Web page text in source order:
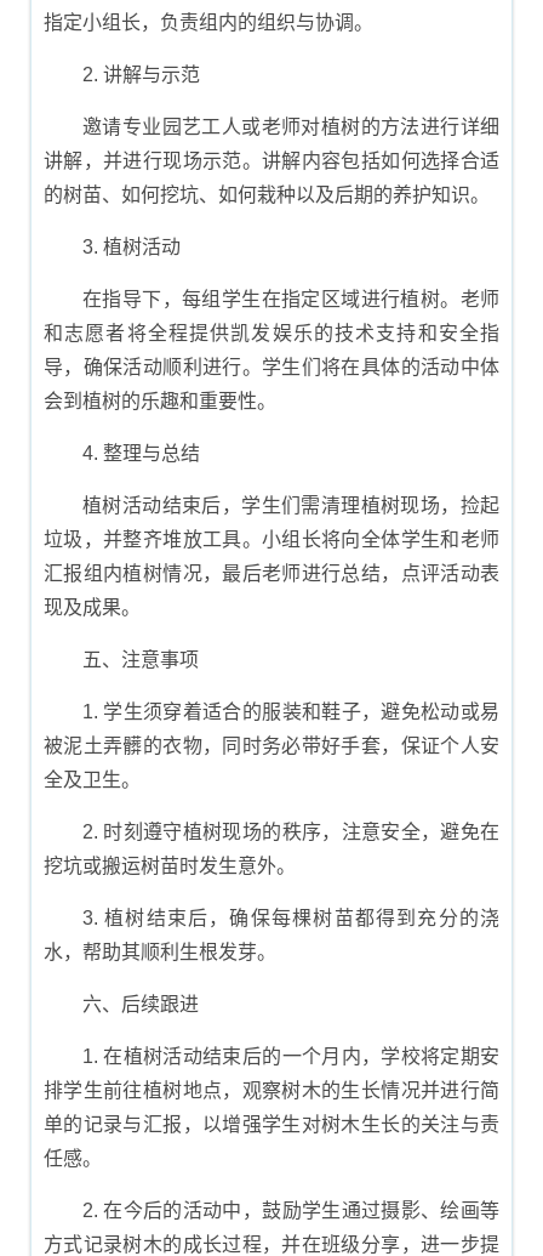
指定小组长，负责组内的组织与协调。
2. 讲解与示范
邀请专业园艺工人或老师对植树的方法进行详细
讲解，并进行现场示范。讲解内容包括如何选择合适
的树苗、如何挖坑、如何栽种以及后期的养护知识。
3. 植树活动
在指导下，每组学生在指定区域进行植树。老师
和志愿者将全程提供凯发娱乐的技术支持和安全指
导，确保活动顺利进行。学生们将在具体的活动中体
会到植树的乐趣和重要性。
4. 整理与总结
植树活动结束后，学生们需清理植树现场，捡起
垃圾，并整齐堆放工具。小组长将向全体学生和老师
汇报组内植树情况，最后老师进行总结，点评活动表
现及成果。
五、注意事项
1. 学生须穿着适合的服装和鞋子，避免松动或易
被泥土弄髒的衣物，同时务必带好手套，保证个人安
全及卫生。
2. 时刻遵守植树现场的秩序，注意安全，避免在
挖坑或搬运树苗时发生意外。
3. 植树结束后，确保每棵树苗都得到充分的浇
水，帮助其顺利生根发芽。
六、后续跟进
1. 在植树活动结束后的一个月内，学校将定期安
排学生前往植树地点，观察树木的生长情况并进行简
单的记录与汇报，以增强学生对树木生长的关注与责
任感。
2. 在今后的活动中，鼓励学生通过摄影、绘画等
方式记录树木的成长过程，并在班级分享，进一步提